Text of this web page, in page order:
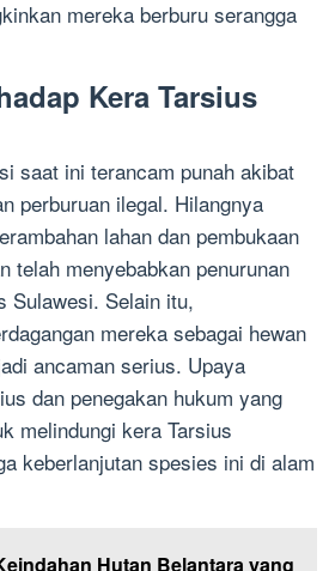
mereka berburu serangga
Kera Tarsius
saat ini terancam punah akibat
perburuan ilegal. Hilangnya
lahan dan pembukaan
telah menyebabkan penurunan
Sulawesi. Selain itu,
mereka sebagai hewan
ancaman serius. Upaya
dan penegakan hukum yang
melindungi kera Tarsius
keberlanjutan spesies ini di alam
Hutan Belantara yang